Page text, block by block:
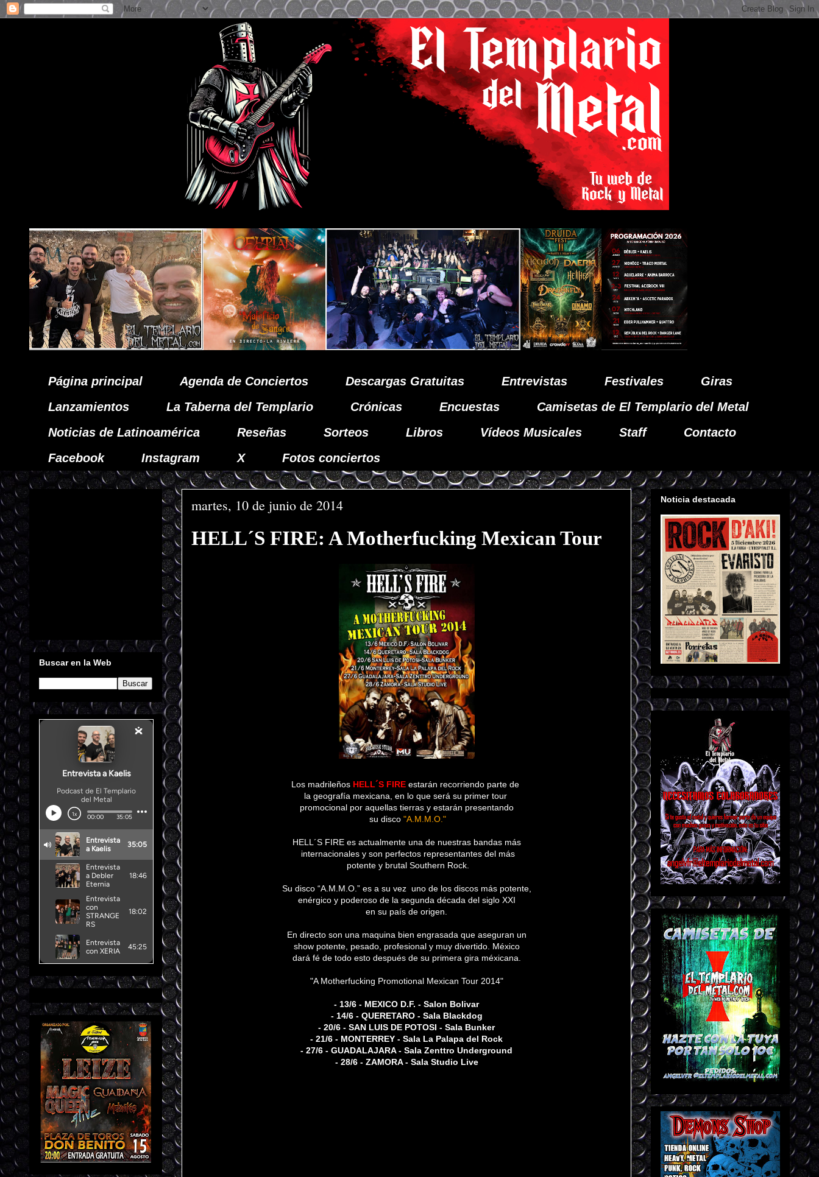
Página principal Agenda de Conciertos Descargas Gratuitas Entrevistas Festivales
Giras
Lanzamientos
La Taberna del Templario Crónicas Encuestas
Camisetas de El Templario del Metal
Noticias de Latinoamérica
Reseñas Sorteos Libros Vídeos Musicales Staff
Contacto
Facebook
Instagram X Fotos conciertos
martes, 10 de junio de 2014
HELL´S FIRE: A Motherfucking Mexican Tour
Los madrileños HELL´S FIRE estarán recorriendo parte de
la geografía mexicana, en lo que será su primer tour
promocional por aquellas tierras y estarán presentando
su disco "A.M.M.O."
HELL´S FIRE es actualmente una de nuestras bandas más
internacionales y son perfectos representantes del más
potente y brutal Southern Rock.
Su disco “A.M.M.O.” es a su vez uno de los discos más potente,
enérgico y poderoso de la segunda década del siglo XXI
en su país de origen.
En directo son una maquina bien engrasada que aseguran un
show potente, pesado, profesional y muy divertido. México
dará fé de todo esto después de su primera gira méxicana.
"A Motherfucking Promotional Mexican Tour 2014"
- 13/6 - MEXICO D.F. - Salon Bolivar
- 14/6 - QUERETARO - Sala Blackdog
- 20/6 - SAN LUIS DE POTOSI - Sala Bunker
- 21/6 - MONTERREY - Sala La Palapa del Rock
- 27/6 - GUADALAJARA - Sala Zenttro Underground
- 28/6 - ZAMORA - Sala Studio Live
Buscar en la Web
Noticia destacada